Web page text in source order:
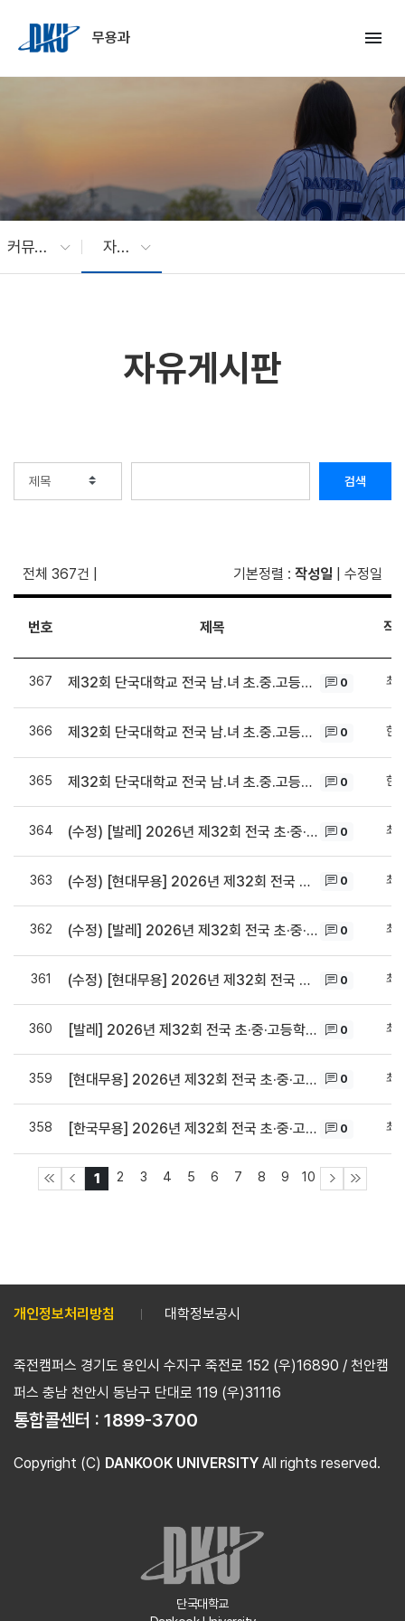
무용과
menu
커뮤니티 자유게시판
자유게시판
검색
전체 367건 기본정렬 : 작성일 수정일
번호 제목 작
367 제32회 단국대학교 전국 남․녀 초․중․고등학생 무용경연대회 발레 결과표 (1일) 0 최
366 제32회 단국대학교 전국 남․녀 초․중․고등학생 무용경연대회 현대무용 결과표 (31일) 0 한
365 제32회 단국대학교 전국 남․녀 초․중․고등학생 무용경연대회 한국무용 결과표 (30일) 0 한
364 (수정) [발레] 2026년 제32회 전국 초·중·고등학생(남/여) 무용경연대회 예상소요시간 0 최
363 (수정) [현대무용] 2026년 제32회 전국 초·중·고등학생(남/여) 무용경연대회 예상소요시간 0 최
362 (수정) [발레] 2026년 제32회 전국 초·중·고등학생(남/여) 무용경연대회 순서표 및 타임테이블 0 최
361 (수정) [현대무용] 2026년 제32회 전국 초·중·고등학생(남/여) 무용경연대회 순서표 및 타임테이블 0 최
360 [발레] 2026년 제32회 전국 초·중·고등학생(남/여) 무용경연대회 예상소요시간 0 최
359 [현대무용] 2026년 제32회 전국 초·중·고등학생(남/여) 무용경연대회 예상소요시간 0 최
358 [한국무용] 2026년 제32회 전국 초·중·고등학생(남/여) 무용경연대회 예상소요시간 0 최
1 2 3 4 5 6 7 8 9 10
개인정보처리방침 대학정보공시
죽전캠퍼스 경기도 용인시 수지구 죽전로 152 (우)16890 / 천안캠
퍼스 충남 천안시 동남구 단대로 119 (우)31116
통합콜센터 : 1899-3700
Copyright (C) DANKOOK UNIVERSITY All rights reserved.
단국대학교